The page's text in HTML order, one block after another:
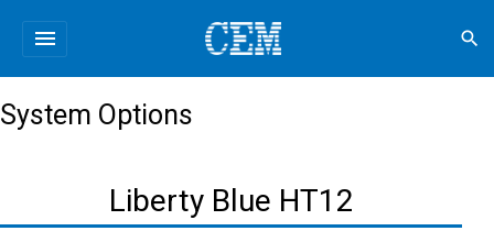
menu search
System Options
Liberty Blue HT12